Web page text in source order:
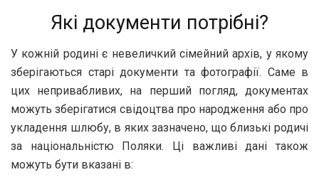
Які документи потрібні?
У кожній родині є невеличкий сімейний архів, у якому
зберігаються старі документи та фотографії. Саме в
цих непривабливих, на перший погляд, документах
можуть зберігатися свідоцтва про народження або про
укладення шлюбу, в яких зазначено, що близькі родичі
за національністю Поляки. Ці важливі дані також
можуть бути вказані в: